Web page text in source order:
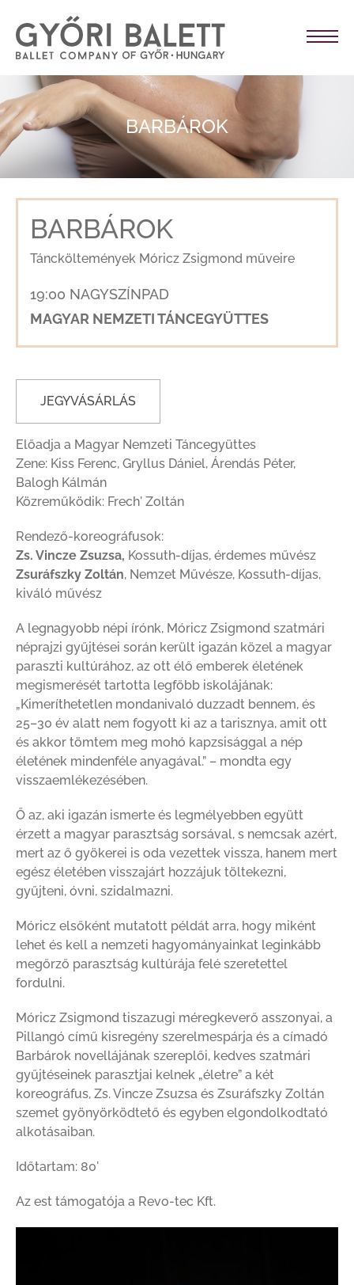
BARBÁROK
BARBÁROK
Táncköltemények Móricz Zsigmond műveire
19:00 NAGYSZÍNPAD
MAGYAR NEMZETI TÁNCEGYÜTTES
JEGYVÁSÁRLÁS
Előadja a Magyar Nemzeti Táncegyüttes
Zene: Kiss Ferenc, Gryllus Dániel, Árendás Péter,
Balogh Kálmán
Közreműködik: Frech' Zoltán
Rendező-koreográfusok:
Zs. Vincze Zsuzsa, Kossuth-díjas, érdemes művész
Zsuráfszky Zoltán, Nemzet Művésze, Kossuth-díjas,
kiváló művész
A legnagyobb népi írónk, Móricz Zsigmond szatmári
néprajzi gyűjtései során került igazán közel a magyar
paraszti kultúrához, az ott élő emberek életének
megismerését tartotta legfőbb iskolájának:
„Kimeríthetetlen mondanivaló duzzadt bennem, és
25–30 év alatt nem fogyott ki az a tarisznya, amit ott
és akkor tömtem meg mohó kapzsisággal a nép
életének mindenféle anyagával.” – mondta egy
visszaemlékezésében.
Ő az, aki igazán ismerte és legmélyebben együtt
érzett a magyar parasztság sorsával, s nemcsak azért,
mert az ő gyökerei is oda vezettek vissza, hanem mert
egész életében visszajárt hozzájuk töltekezni,
gyűjteni, óvni, szidalmazni.
Móricz elsőként mutatott példát arra, hogy miként
lehet és kell a nemzeti hagyományainkat leginkább
megőrző parasztság kultúrája felé szeretettel
fordulni.
Móricz Zsigmond tiszazugi méregkeverő asszonyai, a
Pillangó című kisregény szerelmespárja és a címadó
Barbárok novellájának szereplői, kedves szatmári
gyűjtéseinek parasztjai kelnek „életre” a két
koreográfus, Zs. Vincze Zsuzsa és Zsuráfszky Zoltán
szemet gyönyörködtető és egyben elgondolkodtató
alkotásaiban.
Időtartam: 80'
Az est támogatója a Revo-tec Kft.